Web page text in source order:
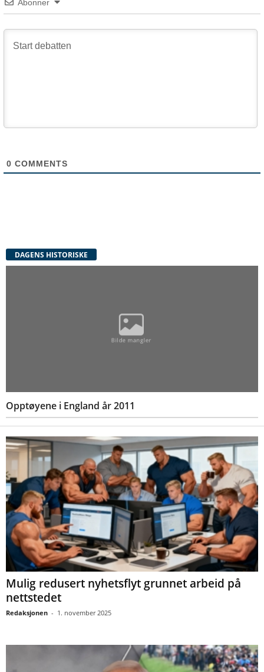
Abonner
0 COMMENTS
DAGENS HISTORISKE
Opptøyene i England år 2011
Mulig redusert nyhetsflyt grunnet arbeid på
nettstedet
Redaksjonen - 1. november 2025